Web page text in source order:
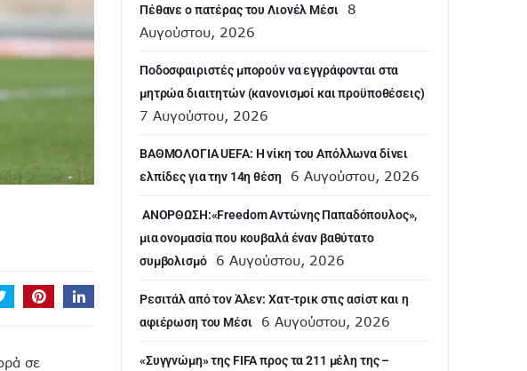
σε
Πέθανε ο πατέρας του Λιονέλ Μέσι
8
Αυγούστου, 2026
Ποδοσφαιριστές μπορούν να εγγράφονται στα
μητρώα διαιτητών (κανονισμοί και προϋποθέσεις)
7 Αυγούστου, 2026
ΒΑΘΜΟΛΟΓΙΑ UEFA: Η νίκη του Απόλλωνα δίνει
ελπίδες για την 14η θέση
6 Αυγούστου, 2026
ANOΡΘΩΣΗ:«Freedom Αντώνης Παπαδόπουλος»,
μια ονομασία που κουβαλά έναν βαθύτατο
συμβολισμό
6 Αυγούστου, 2026
Ρεσιτάλ από τον Άλεν: Χατ-τρικ στις ασίστ και η
αφιέρωση του Μέσι
6 Αυγούστου, 2026
«Συγγνώμη» της FIFA προς τα 211 μέλη της –